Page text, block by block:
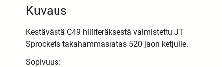
Kuvaus
Kestävästä C49 hiiliteräksestä valmistettu JT
Sprockets takahammasratas 520 jaon ketjulle.
Sopivuus: